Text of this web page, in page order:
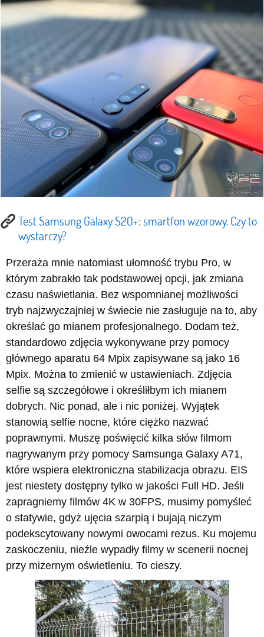
Test Samsung Galaxy S20+: smartfon wzorowy. Czy to
wystarczy?
Przeraża mnie natomiast ułomność trybu Pro, w
którym zabrakło tak podstawowej opcji, jak zmiana
czasu naświetlania. Bez wspomnianej możliwości
tryb najzwyczajniej w świecie nie zasługuje na to, aby
określać go mianem profesjonalnego. Dodam też,
standardowo zdjęcia wykonywane przy pomocy
głównego aparatu 64 Mpix zapisywane są jako 16
Mpix. Można to zmienić w ustawieniach. Zdjęcia
selfie są szczegółowe i określiłbym ich mianem
dobrych. Nic ponad, ale i nic poniżej. Wyjątek
stanowią selfie nocne, które ciężko nazwać
poprawnymi. Muszę poświęcić kilka słów filmom
nagrywanym przy pomocy Samsunga Galaxy A71,
które wspiera elektroniczna stabilizacja obrazu. EIS
jest niestety dostępny tylko w jakości Full HD. Jeśli
zapragniemy filmów 4K w 30FPS, musimy pomyśleć
o statywie, gdyż ujęcia szarpią i bujają niczym
podekscytowany nowymi owocami rezus. Ku mojemu
zaskoczeniu, nieźle wypadły filmy w scenerii nocnej
przy mizernym oświetleniu. To cieszy.